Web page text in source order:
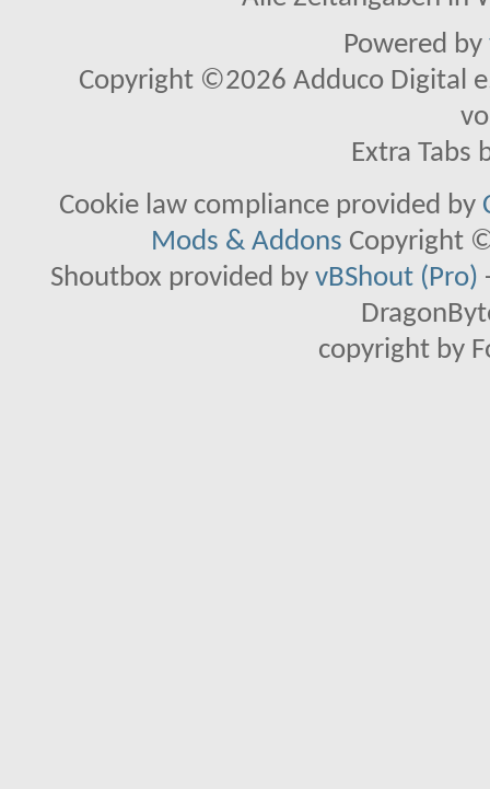
Powered by
Copyright ©2026 Adduco Digital
Extra Tabs
Cookie law compliance provided by
Mods & Addons Copyright
Shoutbox provided by vBShout (Pro)
copyright by